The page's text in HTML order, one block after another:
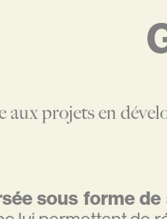
aux projets en
sous forme